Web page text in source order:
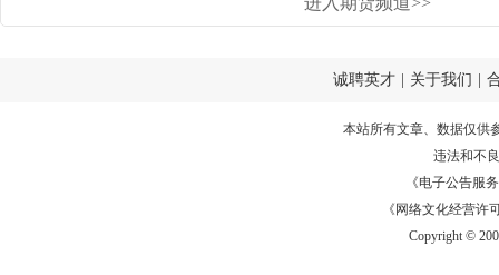
诚聘英才 关于我们
本站所有文章、数据仅供
违法和不
《电子公告服务
《网络文化经营许
Copyright ©